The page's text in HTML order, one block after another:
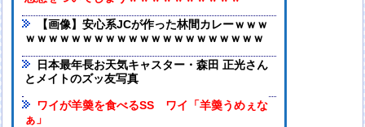
【画像】安心系JCが作った林間カレーｗｗｗ
ｗｗｗｗｗｗｗｗｗｗｗｗｗｗｗｗｗｗｗｗｗ
日本最年長お天気キャスター・森田 正光さん
とメイトのズッ友写真
ワイが羊羮を食べるSS ワイ「羊羮うめぇな
ぁ」